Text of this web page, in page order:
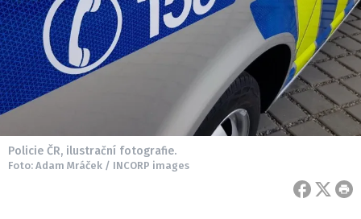
Policie ČR, ilustrační fotografie.
Foto: Adam Mráček / INCORP images